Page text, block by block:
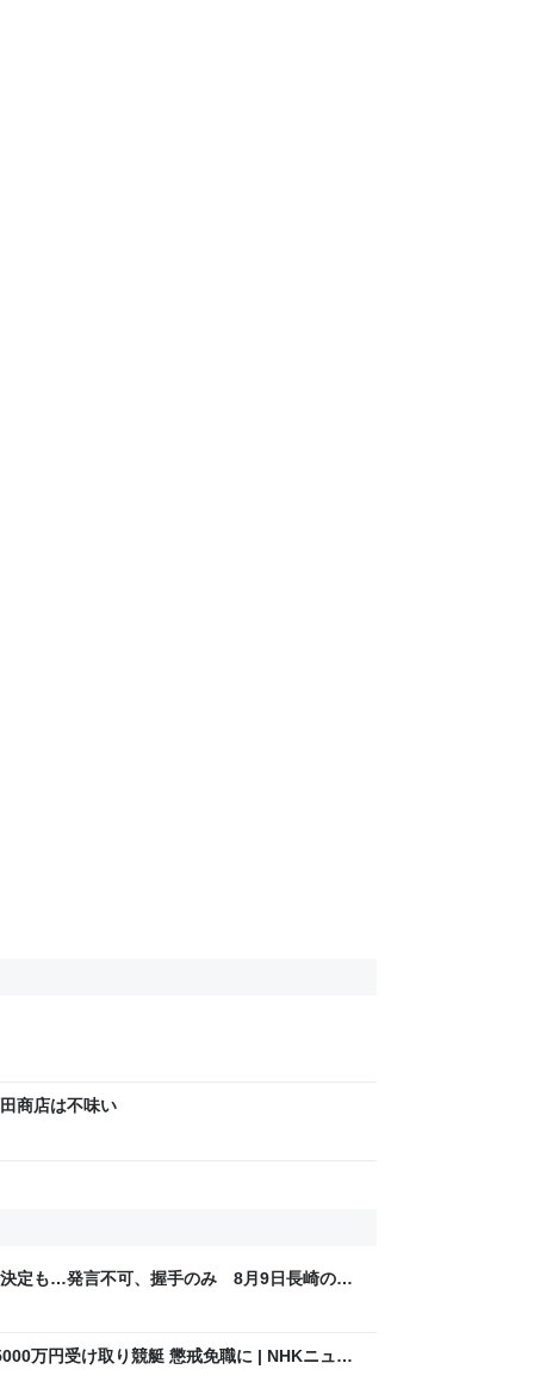
商店は不味い
定も…発言不可、握手のみ 8月9日長崎の被
万円受け取り競艇 懲戒免職に | NHKニュー